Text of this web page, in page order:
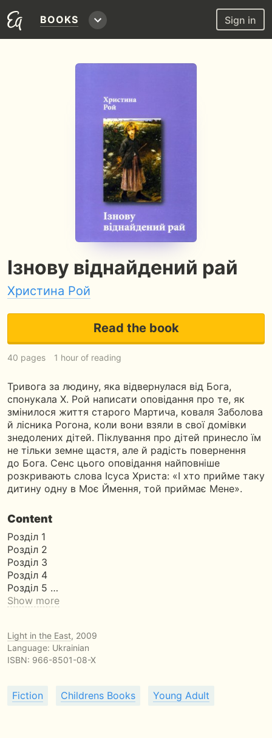
BOOKS Sign in
Ізнову віднайдений рай
Христина Рой
Read the book
40 pages 1 hour of reading
Тривога за людину, яка відвернулася від Бога,
спонукала Х. Рой написати оповідання про те, як
змінилося життя старого Мартича, коваля Заболова
й лісника Рогона, коли вони взяли в свої домівки
знедолених дітей. Піклування про дітей принесло їм
не тільки земне щастя, але й радість повернення
до Бога. Сенс цього оповідання найповніше
розкривають слова Ісуса Христа: «І хто прийме таку
дитину одну в Моє Ймення, той приймає Мене».
Content
Розділ 1
Розділ 2
Розділ 3
Розділ 4
Розділ 5 …
Show more
Light in the East, 2009
Language: Ukrainian
ISBN: 966-8501-08-X
Fiction Childrens Books Young Adult